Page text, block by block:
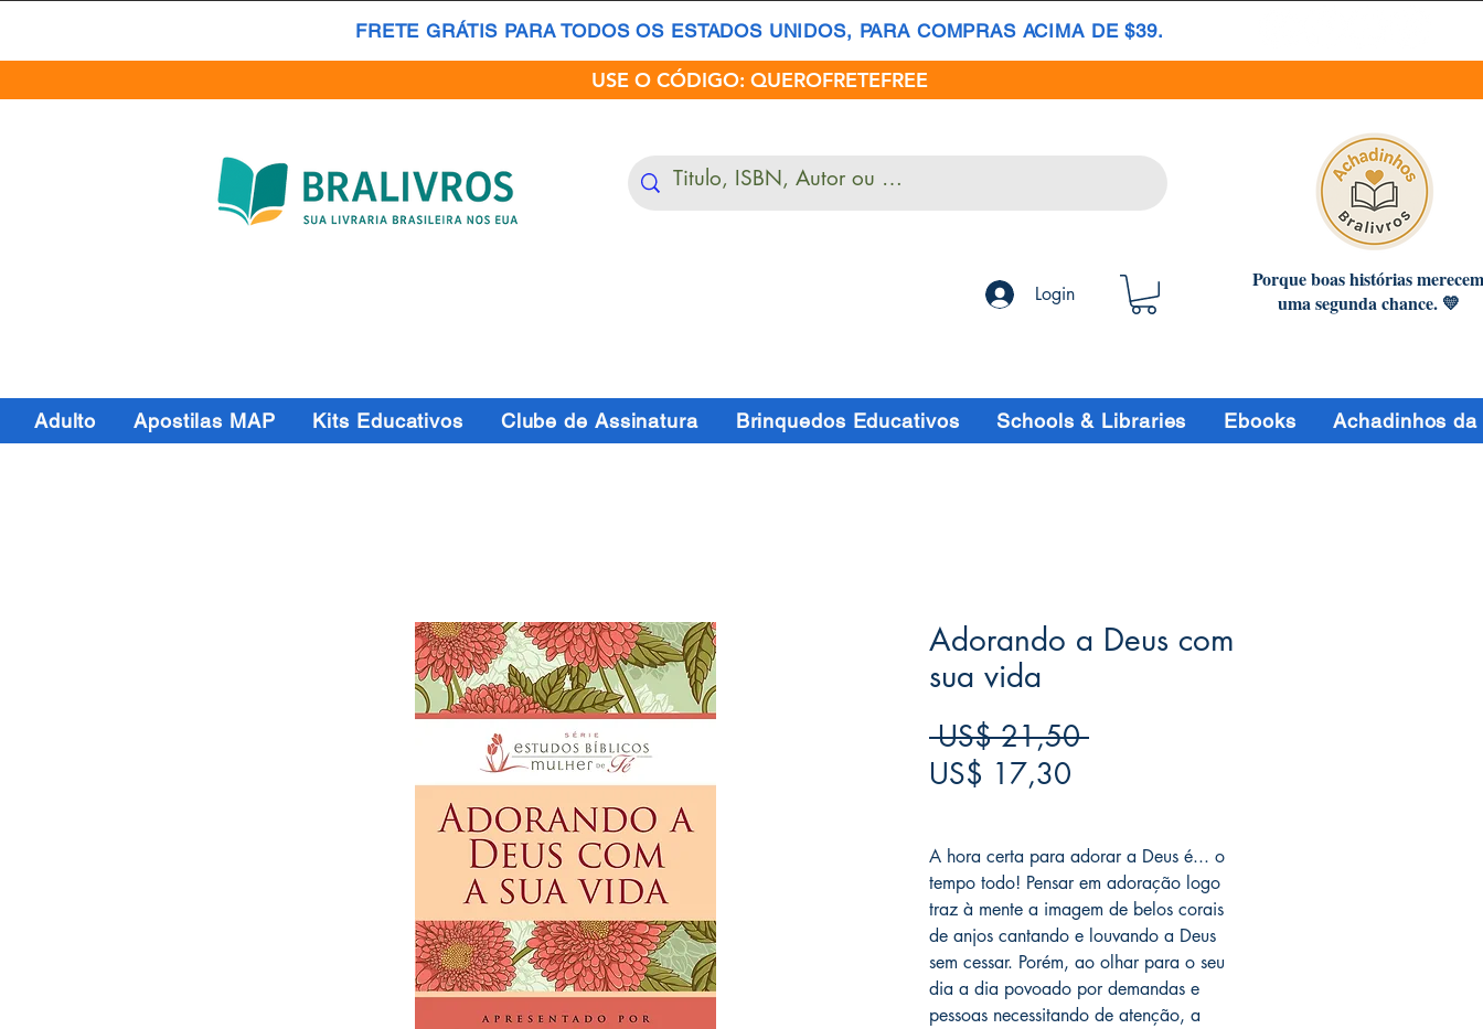
FRETE GRÁTIS PARA TODOS OS ESTADOS UNIDOS, PARA COMPRAS ACIMA DE $39.
USE O CÓDIGO: QUEROFRETEFREE
Login
Porque boas histórias merecem
uma segunda chance. 💛
Adulto Apostilas MAP Kits Educativos Clube de Assinatura Brinquedos Educativos Schools & Libraries Ebooks Achadinhos
Adorando a Deus com
sua vida
US$ 21,50 Preço
US$ 17,30
A hora certa para adorar a Deus é... o
tempo todo! Pensar em adoração logo
traz à mente a imagem de belos corais
de anjos cantando e louvando a Deus
sem cessar. Porém, ao olhar para o seu
dia a dia povoado por demandas e
pessoas necessitando de atenção, a